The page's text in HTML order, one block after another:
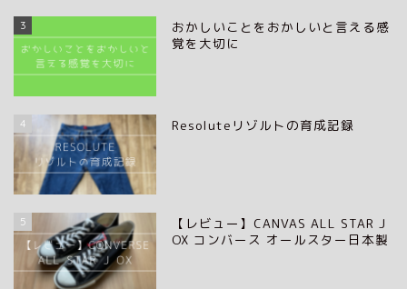
3
おかしいことをおかしいと言える感
覚を大切に
4 Resoluteリゾルトの育成記録
5
【レビュー】CANVAS ALL STAR J
OX コンバース オールスター日本製